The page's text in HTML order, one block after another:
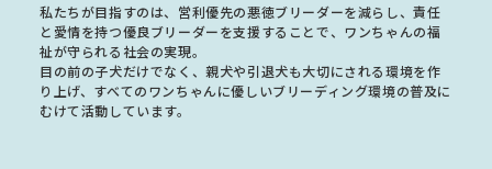
私たちが目指すのは、営利優先の悪徳ブリーダーを減らし、責任
と愛情を持つ優良ブリーダーを支援することで、ワンちゃんの福
祉が守られる社会の実現。
目の前の子犬だけでなく、親犬や引退犬も大切にされる環境を作
り上げ、すべてのワンちゃんに優しいブリーディング環境の普及に
むけて活動しています。